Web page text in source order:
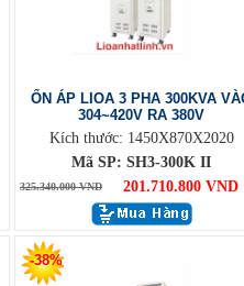
ỔN ÁP LIOA 3 PHA 300KVA
304~420V RA 380V
Kích thước: 1450X870X2020
Mã SP: SH3-300K II
325.340.000 VND 201.710.800 VND
-38%